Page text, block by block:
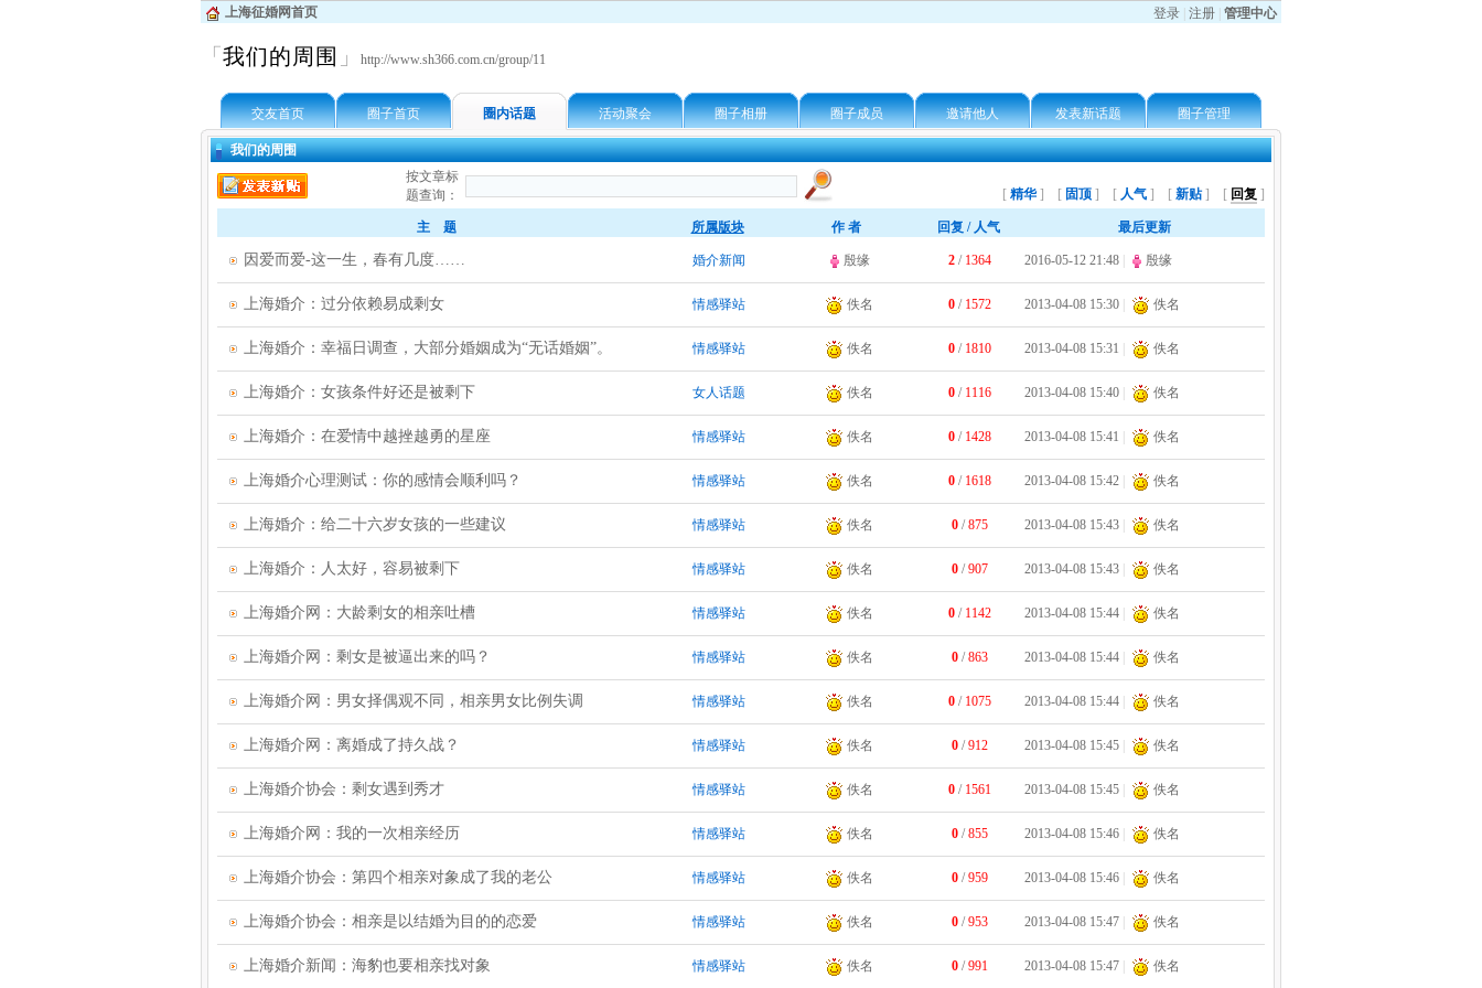
上海征婚网首页 登录 注册 管理中心
「 我们的周围 」 http://www.sh366.com.cn/group/11
交友首页 圈子首页 圈内话题 活动聚会 圈子相册 圈子成员 邀请他人 发表新话题 圈子管理
我们的周围
按文章标
题查询：
[ 精华] [ 固顶 ] [ 人气 ] [ 新贴] [ 回复 ]
主 题 所属版块 作 者 回复 / 人气 最后更新
因爱而爱-这一生，春有几度…… 婚介新闻 殷缘 2 / 1364 2016-05-12 21:48 殷缘
上海婚介：过分依赖易成剩女 情感驿站 佚名 0 / 1572 2013-04-08 15:30 佚名
上海婚介：幸福日调查，大部分婚姻成为“无话婚姻”。 情感驿站 佚名 0 / 1810 2013-04-08 15:31 佚名
上海婚介：女孩条件好还是被剩下 女人话题 佚名 0 / 1116 2013-04-08 15:40 佚名
上海婚介：在爱情中越挫越勇的星座 情感驿站 佚名 0 / 1428 2013-04-08 15:41 佚名
上海婚介心理测试：你的感情会顺利吗？ 情感驿站 佚名 0 / 1618 2013-04-08 15:42 佚名
上海婚介：给二十六岁女孩的一些建议 情感驿站 佚名 0 / 875 2013-04-08 15:43 佚名
上海婚介：人太好，容易被剩下 情感驿站 佚名 0 / 907 2013-04-08 15:43 佚名
上海婚介网：大龄剩女的相亲吐槽 情感驿站 佚名 0 / 1142 2013-04-08 15:44 佚名
上海婚介网：剩女是被逼出来的吗？ 情感驿站 佚名 0 / 863 2013-04-08 15:44 佚名
上海婚介网：男女择偶观不同，相亲男女比例失调 情感驿站 佚名 0 / 1075 2013-04-08 15:44 佚名
上海婚介网：离婚成了持久战？ 情感驿站 佚名 0 / 912 2013-04-08 15:45 佚名
上海婚介协会：剩女遇到秀才 情感驿站 佚名 0 / 1561 2013-04-08 15:45 佚名
上海婚介网：我的一次相亲经历 情感驿站 佚名 0 / 855 2013-04-08 15:46 佚名
上海婚介协会：第四个相亲对象成了我的老公 情感驿站 佚名 0 / 959 2013-04-08 15:46 佚名
上海婚介协会：相亲是以结婚为目的的恋爱 情感驿站 佚名 0 / 953 2013-04-08 15:47 佚名
上海婚介新闻：海豹也要相亲找对象 情感驿站 佚名 0 / 991 2013-04-08 15:47 佚名